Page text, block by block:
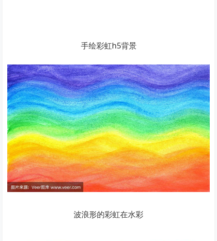
手绘彩虹h5背景
波浪形的彩虹在水彩